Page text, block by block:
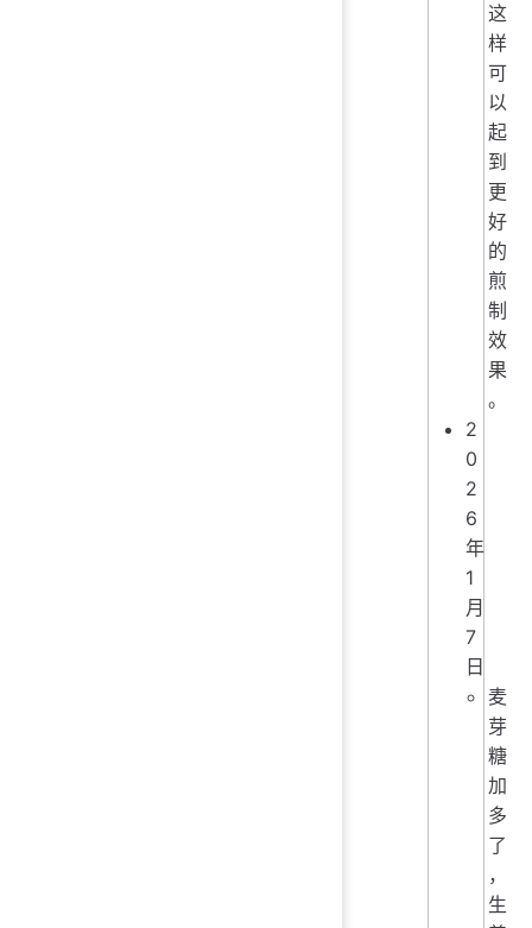
这
样
可
以
起
到
更
好
的
煎
制
效
果
。
2
0
2
6
年
1
月
7
日
麦
芽
糖
加
多
了
，
生